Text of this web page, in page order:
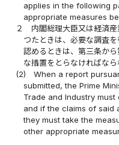
applies in the following
appropriate measures
２
内閣総理大臣又は経済
つたときは、必要な調査
認めるときは、第三条か
な措置をとらなければなら
(2)
When a report
submitted, the Prime
Trade and Industry
and if the claims of said
they must take the
other appropriate